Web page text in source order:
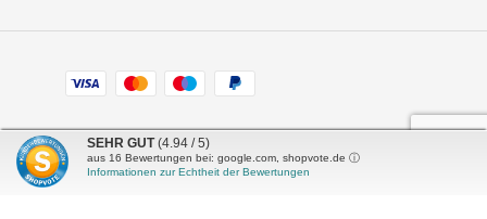
Zahlungsarten
FacebookPinterestInstagram
Shop erstellt mit
Besuche uns auch auf lieber-
SEHR GUT (4.94 / 5)
aus 16 Bewertungen bei: google.com, shopvote.de ⓘ
Informationen zur Echtheit der Bewertungen